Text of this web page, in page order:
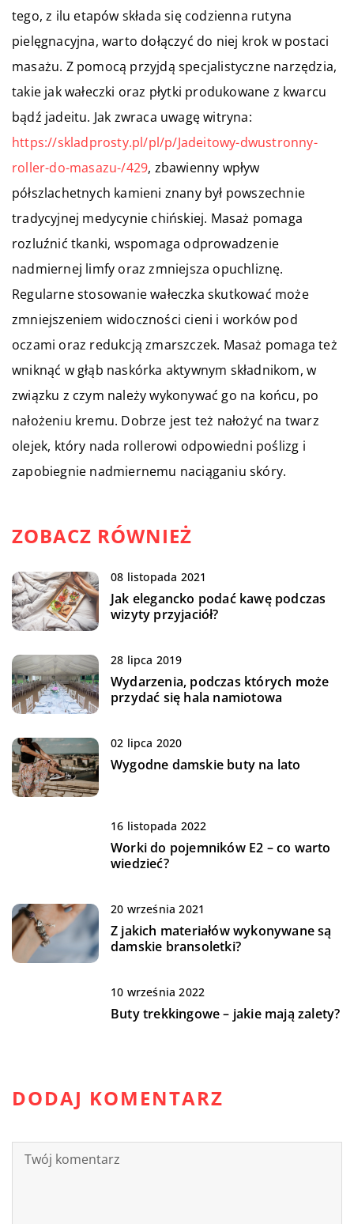
tego, z ilu etapów składa się codzienna rutyna
pielęgnacyjna, warto dołączyć do niej krok w postaci
masażu. Z pomocą przyjdą specjalistyczne narzędzia,
takie jak wałeczki oraz płytki produkowane z kwarcu
bądź jadeitu. Jak zwraca uwagę witryna:
https://skladprosty.pl/pl/p/Jadeitowy-dwustronny-
roller-do-masazu-/429, zbawienny wpływ
półszlachetnych kamieni znany był powszechnie
tradycyjnej medycynie chińskiej. Masaż pomaga
rozluźnić tkanki, wspomaga odprowadzenie
nadmiernej limfy oraz zmniejsza opuchliznę.
Regularne stosowanie wałeczka skutkować może
zmniejszeniem widoczności cieni i worków pod
oczami oraz redukcją zmarszczek. Masaż pomaga też
wniknąć w głąb naskórka aktywnym składnikom, w
związku z czym należy wykonywać go na końcu, po
nałożeniu kremu. Dobrze jest też nałożyć na twarz
olejek, który nada rollerowi odpowiedni poślizg i
zapobiegnie nadmiernemu naciąganiu skóry.
ZOBACZ RÓWNIEŻ
08 listopada 2021
Jak elegancko podać kawę podczas
wizyty przyjaciół?
28 lipca 2019
Wydarzenia, podczas których może
przydać się hala namiotowa
02 lipca 2020
Wygodne damskie buty na lato
16 listopada 2022
Worki do pojemników E2 – co warto
wiedzieć?
20 września 2021
Z jakich materiałów wykonywane są
damskie bransoletki?
10 września 2022
Buty trekkingowe – jakie mają zalety?
DODAJ KOMENTARZ